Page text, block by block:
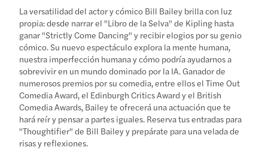
La versatilidad del actor y cómico Bill Bailey brilla con luz
propia: desde narrar el "Libro de la Selva" de Kipling hasta
ganar "Strictly Come Dancing" y recibir elogios por su genio
cómico. Su nuevo espectáculo explora la mente humana,
nuestra imperfección humana y cómo podría ayudarnos a
sobrevivir en un mundo dominado por la IA. Ganador de
numerosos premios por su comedia, entre ellos el Time Out
Comedia Award, el Edinburgh Critics Award y el British
Comedia Awards, Bailey te ofrecerá una actuación que te
hará reír y pensar a partes iguales. Reserva tus entradas para
"Thoughtifier" de Bill Bailey y prepárate para una velada de
risas y reflexiones.